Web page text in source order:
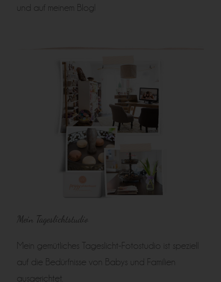
und auf meinem Blog!
Mein Tageslichtstudio
Mein gemütliches Tageslicht-Fotostudio ist speziell
auf die Bedürfnisse von Babys und Familien
ausgerichtet.